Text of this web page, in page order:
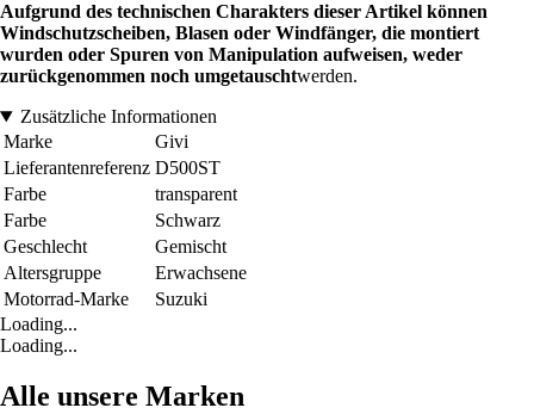
Aufgrund des technischen Charakters dieser Artikel können
Windschutzscheiben, Blasen oder Windfänger, die montiert
wurden oder Spuren von Manipulation aufweisen, weder
zurückgenommen noch umgetauschtwerden.
Zusätzliche Informationen
Marke
Givi
Lieferantenreferenz D500ST
Farbe
transparent
Farbe
Schwarz
Geschlecht
Gemischt
Altersgruppe
Erwachsene
Motorrad-Marke
Suzuki
Loading...
Loading...
Alle unsere Marken